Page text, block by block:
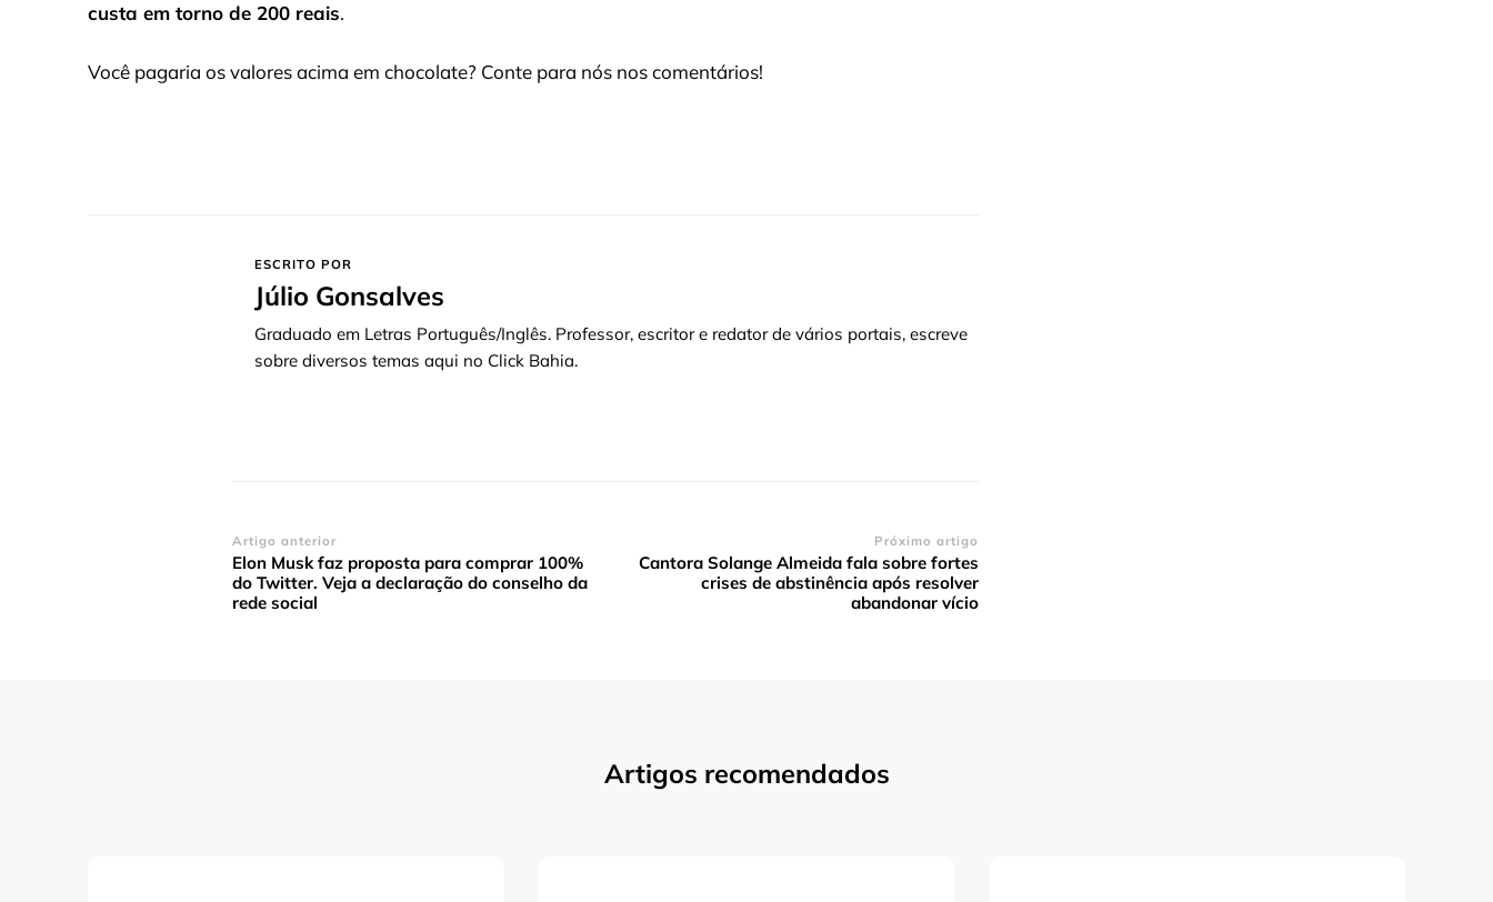
custa em torno de 200 reais.
Você pagaria os valores acima em chocolate? Conte para nós nos comentários!
ESCRITO POR
Júlio Gonsalves
Graduado em Letras Português/Inglês. Professor, escritor e redator de vários portais, escreve
sobre diversos temas aqui no Click Bahia.
Navegação
de
post
Artigo anterior
Elon Musk faz proposta para comprar 100%
do Twitter. Veja a declaração do conselho da
rede social
Próximo artigo
Cantora Solange Almeida fala sobre fortes
crises de abstinência após resolver
abandonar vício
Artigos recomendados